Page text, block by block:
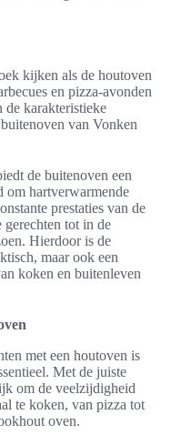
kijken als de houtoven
en pizza-avonden
de karakteristieke
van Vonken
de buitenoven een
om hartverwarmende
prestaties van de
tot in de
Hierdoor is de
maar ook een
koken en buitenleven
met een houtoven is
Met de juiste
om de veelzijdigheid
te koken, van pizza tot
oven.